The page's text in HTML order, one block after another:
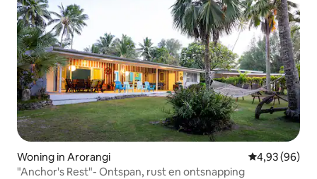
Woning in Arorangi Gemiddelde
4,93 (96)
"Anchor's Rest"- Ontspan, rust en ontsnapping